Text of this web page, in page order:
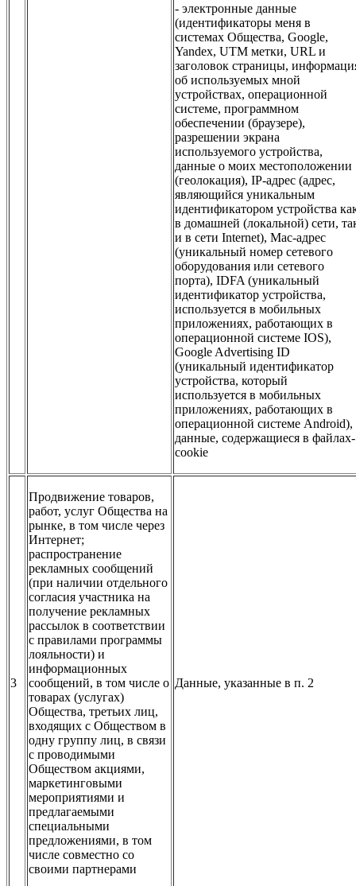
- электронные данные
(идентификаторы меня в
системах Общества, Google,
Yandex, UTM метки, URL и
заголовок страницы,
об используемых мной
устройствах, операционной
системе, программном
обеспечении (браузере),
разрешении экрана
используемого устройства,
данные о моих местоположении
(геолокация), IP-адрес (адрес,
являющийся уникальным
идентификатором устройства
в домашней (локальной) сети,
и в сети Internet), Mac-адрес
(уникальный номер сетевого
оборудования или сетевого
порта), IDFA (уникальный
идентификатор устройства,
используется в мобильных
приложениях, работающих в
операционной системе IOS),
Google Advertising ID
(уникальный идентификатор
устройства, который
используется в мобильных
приложениях, работающих в
операционной системе Android),
данные, содержащиеся в файлах-
cookie
3
Продвижение товаров,
работ, услуг Общества на
рынке, в том числе через
Интернет;
распространение
рекламных сообщений
(при наличии отдельного
согласия участника на
получение рекламных
рассылок в соответствии
с правилами программы
лояльности) и
информационных
сообщений, в том числе о
товарах (услугах)
Общества, третьих лиц,
входящих с Обществом в
одну группу лиц, в связи
с проводимыми
Обществом акциями,
маркетинговыми
мероприятиями и
предлагаемыми
специальными
предложениями, в том
числе совместно со
своими партнерами
Данные, указанные в п. 2